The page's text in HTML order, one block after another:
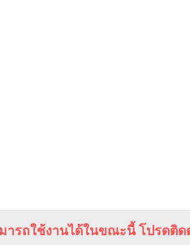
ารถใช้งานได้ในขณะนี้ โปรดติด